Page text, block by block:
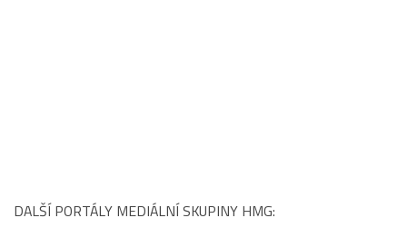
DALŠÍ PORTÁLY MEDIÁLNÍ SKUPINY HMG: